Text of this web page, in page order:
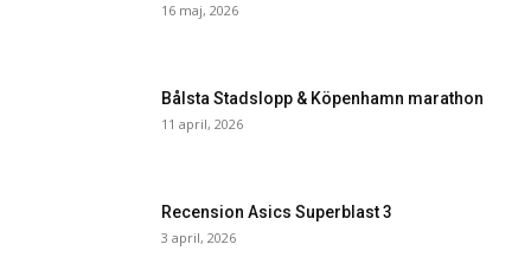
16 maj, 2026
Bålsta Stadslopp & Köpenhamn marathon
11 april, 2026
Recension Asics Superblast 3
3 april, 2026